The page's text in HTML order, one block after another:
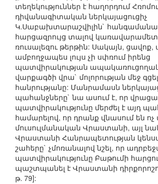
տեղեկություններ է հաղորդում
դիվանագիտական ներկայացուցիչ
Կ.Սաբախտարաշվիլին`
հարցազրույց տալով
ռուսալեզու թերթին: Սակայն, ցավոք,
ամբողջապես լույս չի սփռում իրենց
պատվիրակության
վարքագծի վրա` մոլորության մեջ
հանրությանը: Մանրամասն
պահանջները` նա ասում է, որ
պատվիրակությունը մերժել է այդ
համարելով, որ դրանք վնասում են ոչ
մուսուլմանական Վրաստանի, այլ
Վրաստանի Հանրապետության
շահերը` չմոռանալով նշել, որ
պատվիրակությունը Բաթումի
պաշտպանել է Վրաստանի
թ. 79]: